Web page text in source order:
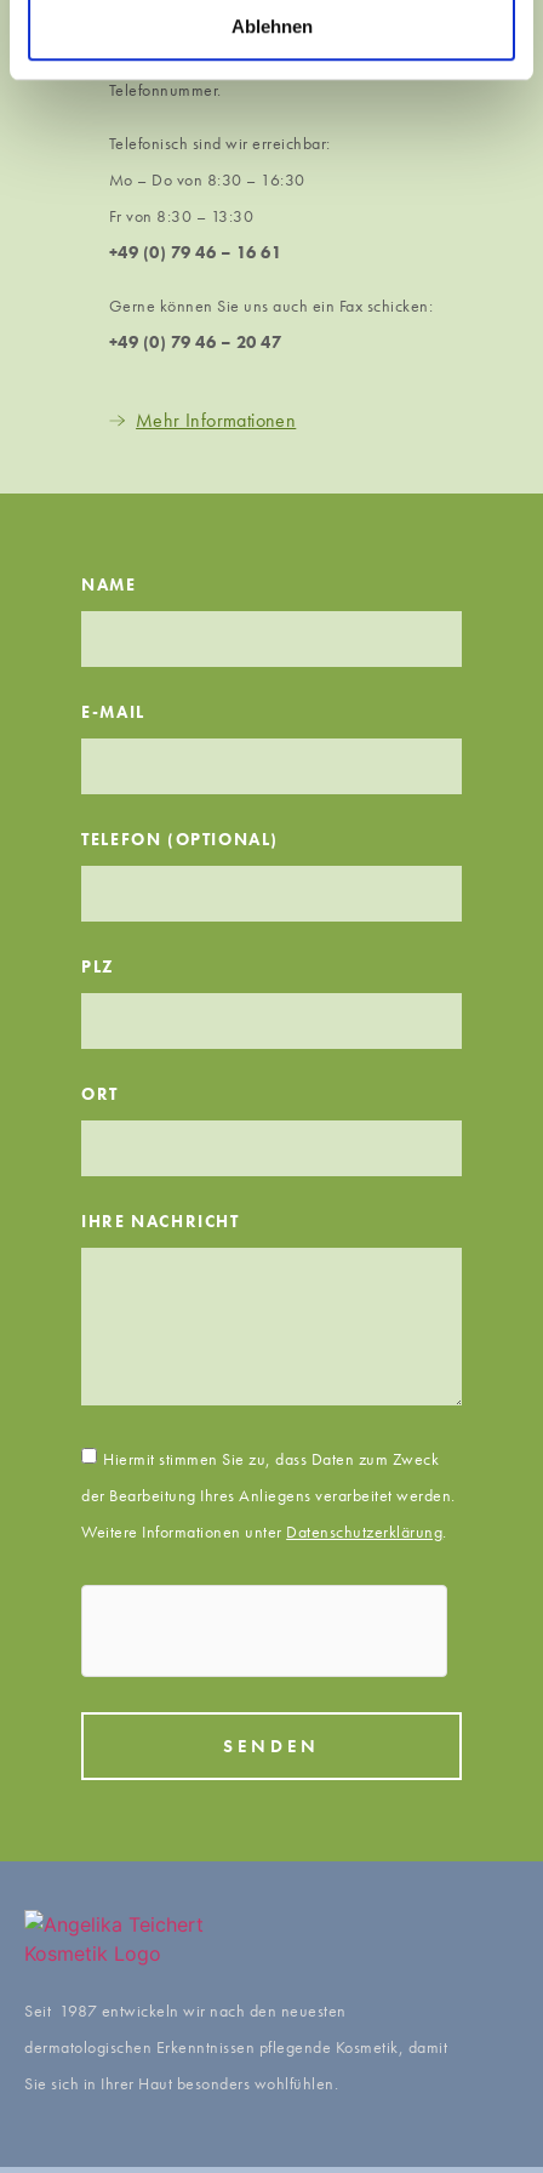
Ablehnen
einfach eine Nachricht mit Ihrem Wohn- bzw.
Arbeitsort inklusive PLZ sowie Ihrer
Telefonnummer.
Telefonisch sind wir erreichbar:
Mo – Do von 8:30 – 16:30
Fr von 8:30 – 13:30
+49 (0) 79 46 – 16 61
Gerne können Sie uns auch ein Fax schicken:
+49 (0) 79 46 – 20 47
Mehr Informationen
NAME
E-MAIL
TELEFON (OPTIONAL)
PLZ
ORT
IHRE NACHRICHT
Hiermit stimmen Sie zu, dass Daten zum Zweck
der Bearbeitung Ihres Anliegens verarbeitet werden.
Weitere Informationen unter Datenschutzerklärung.
SENDEN
Seit 1987 entwickeln wir nach den neuesten
dermatologischen Erkenntnissen pflegende Kosmetik, damit
Sie sich in Ihrer Haut besonders wohlfühlen.